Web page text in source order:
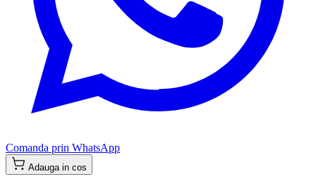
Comanda prin WhatsApp
Adauga in cos